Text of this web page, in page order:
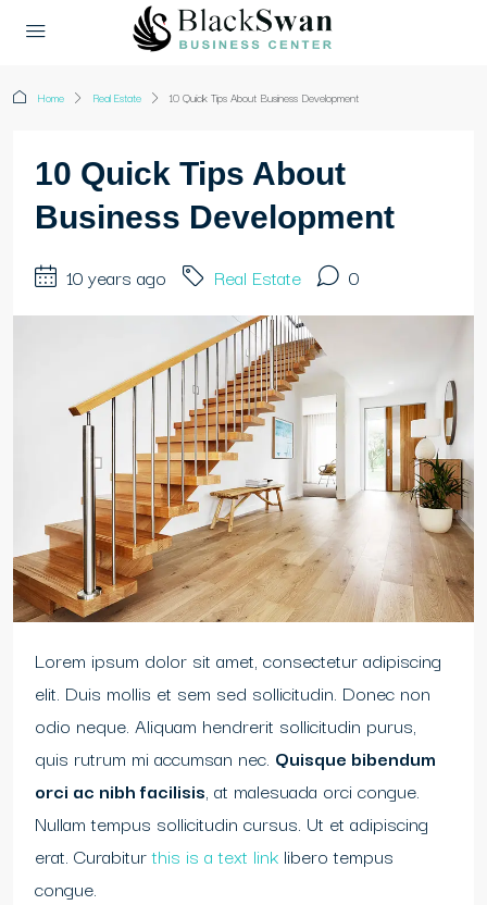
Home Real Estate 10 Quick Tips About Business Development
10 Quick Tips About
Business Development
10 years ago Real Estate 0
Lorem ipsum dolor sit amet, consectetur adipiscing
elit. Duis mollis et sem sed sollicitudin. Donec non
odio neque. Aliquam hendrerit sollicitudin purus,
quis rutrum mi accumsan nec. Quisque bibendum
orci ac nibh facilisis, at malesuada orci congue.
Nullam tempus sollicitudin cursus. Ut et adipiscing
erat. Curabiturthis is a text link libero tempus
congue.